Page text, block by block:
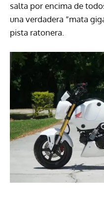
salta por encima de
una verdadera “mata
pista ratonera.